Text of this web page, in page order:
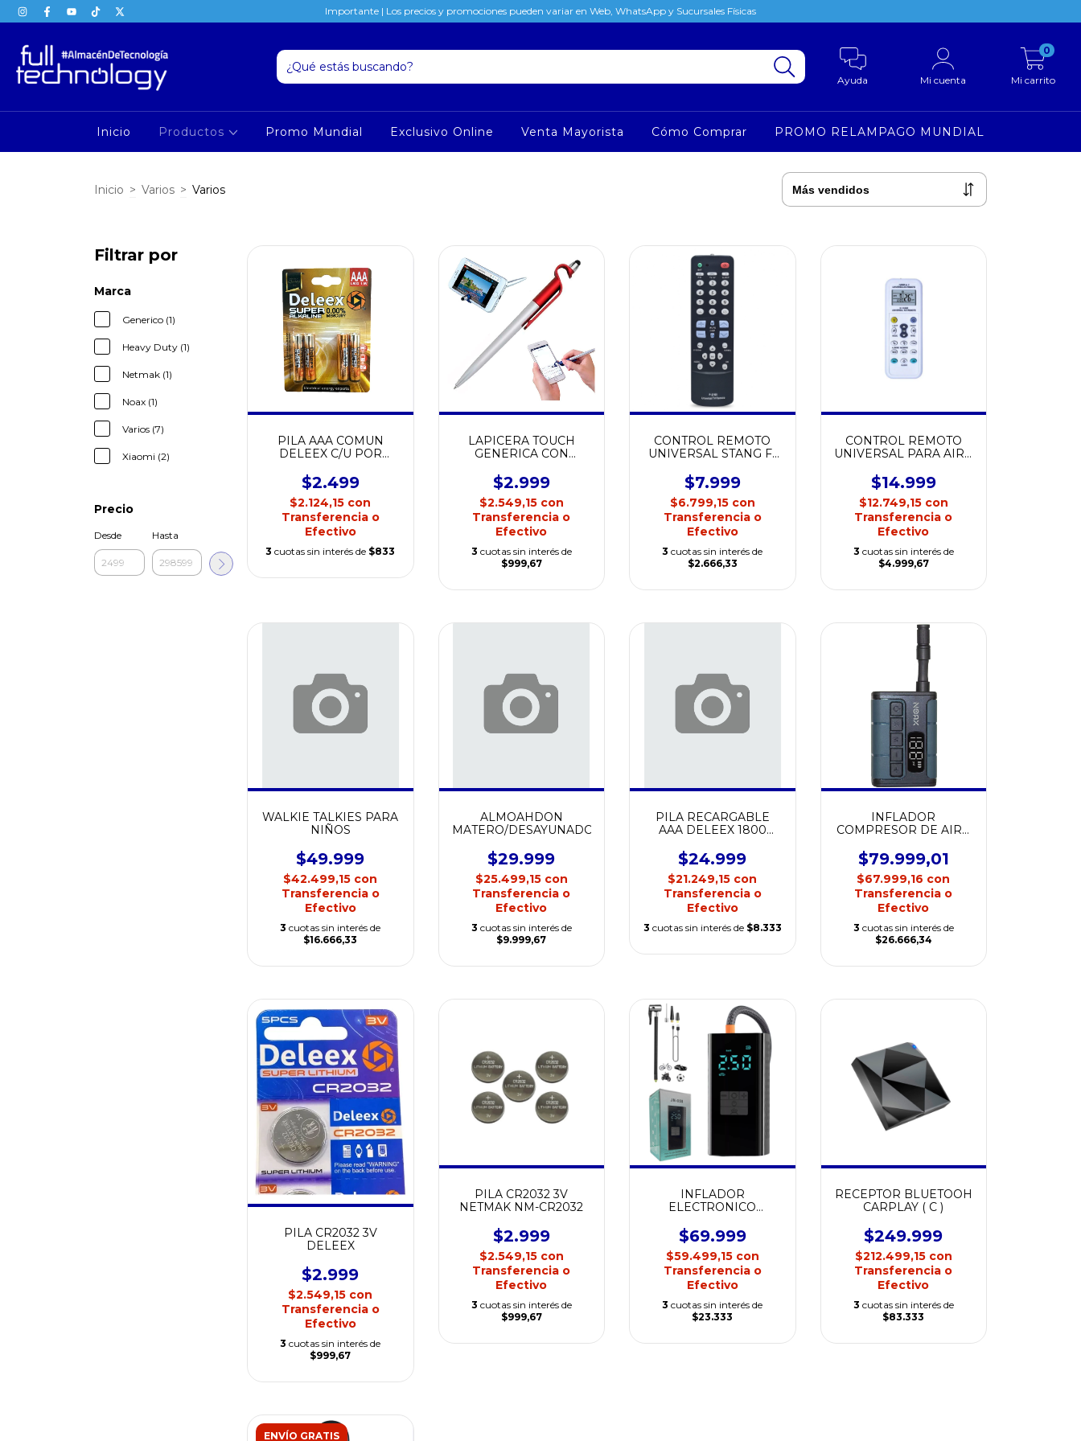
Importante | Los precios y promociones pueden variar en Web, WhatsApp y Sucursales Físicas
Ayuda Mi cuenta Mi carrito
0
Inicio Productos Promo Mundial Exclusivo Online Venta Mayorista Cómo Comprar PROMO RELAMPAGO MUNDIAL
Inicio > Varios > Varios
Filtrar por
Marca
Generico (1)
Heavy Duty (1)
Netmak (1)
Noax (1)
Varios (7)
Xiaomi (2)
Precio
Desde Hasta
PILA AAA COMUN
DELEEX C/U POR
$2.499
$2.124,15 con
Transferencia o
Efectivo
3 cuotas sin interés de $833
LAPICERA TOUCH
GENERICA CON
$2.999
$2.549,15 con
Transferencia o
Efectivo
3 cuotas sin interés de
$999,67
CONTROL REMOTO
UNIVERSAL STANG F-
$7.999
$6.799,15 con
Transferencia o
Efectivo
3 cuotas sin interés de
$2.666,33
CONTROL REMOTO
UNIVERSAL PARA AIRE
K1028E
$14.999
$12.749,15 con
Transferencia o
Efectivo
3 cuotas sin interés de
$4.999,67
WALKIE TALKIES PARA
NIÑOS
$49.999
$42.499,15 con
Transferencia o
Efectivo
3 cuotas sin interés de
$16.666,33
ALMOAHDON
MATERO/DESAYUNADOR
$29.999
$25.499,15 con
Transferencia o
Efectivo
3 cuotas sin interés de
$9.999,67
PILA RECARGABLE
AAA DELEEX 1800
$24.999
$21.249,15 con
Transferencia o
Efectivo
3 cuotas sin interés de $8.333
INFLADOR
COMPRESOR DE AIRE
$79.999,01
$67.999,16 con
Transferencia o
Efectivo
3 cuotas sin interés de
$26.666,34
PILA CR2032 3V
DELEEX
$2.999
$2.549,15 con
Transferencia o
Efectivo
3 cuotas sin interés de
$999,67
PILA CR2032 3V
NETMAK NM-CR2032
$2.999
$2.549,15 con
Transferencia o
Efectivo
3 cuotas sin interés de
$999,67
INFLADOR
ELECTRONICO
AUTO JN-058
$69.999
$59.499,15 con
Transferencia o
Efectivo
3 cuotas sin interés de
$23.333
RECEPTOR BLUETOOH
CARPLAY ( C )
$249.999
$212.499,15 con
Transferencia o
Efectivo
3 cuotas sin interés de
$83.333
ENVÍO GRATIS